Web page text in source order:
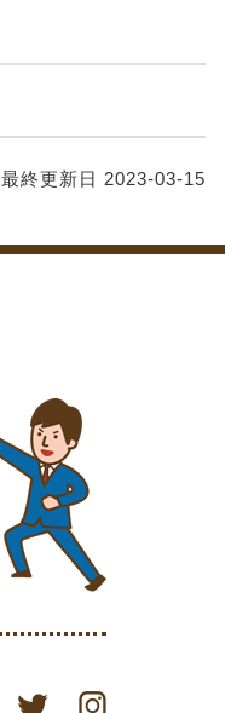
最終更新日 2023-03-15